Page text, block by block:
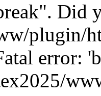
Did
plugin/
error: